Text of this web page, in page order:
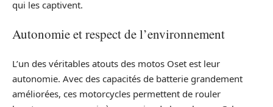
qui les captivent.
Autonomie et respect de l’environnement
L’un des véritables atouts des motos Oset est leur
autonomie. Avec des capacités de batterie grandement
améliorées, ces motorcycles permettent de rouler